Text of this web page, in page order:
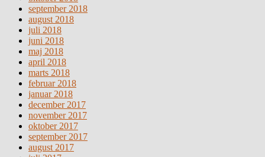
september 2018
august 2018
juli 2018
juni 2018
maj 2018
april 2018
marts 2018
februar 2018
januar 2018
december 2017
november 2017
oktober 2017
september 2017
august 2017